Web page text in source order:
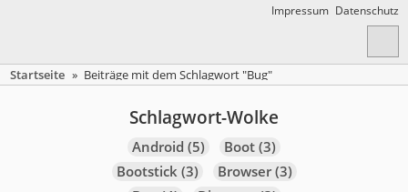
Impressum Datenschutz
Startseite » Beiträge mit dem Schlagwort "Bug"
Schlagwort-Wolke
Android (5) Boot(3)
Bootstick(3) Browser(3)